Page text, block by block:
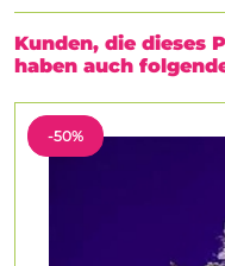
Kunden, die dieses
haben auch
-50%